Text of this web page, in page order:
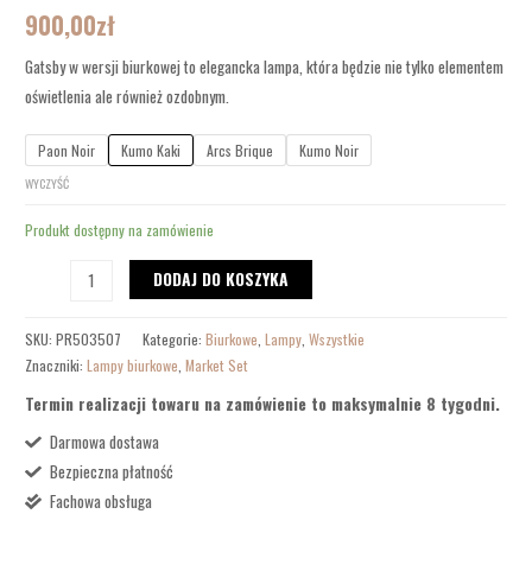
900,00zł
Gatsby w wersji biurkowej to elegancka lampa, która będzie nie tylko elementem
oświetlenia ale również ozdobnym.
Paon Noir Kumo Kaki Arcs Brique Kumo Noir
WYCZYŚĆ
Produkt dostępny na zamówienie
Lampa
DODAJ DO KOSZYKA
SKU:PR503507 Kategorie:Biurkowe ,Lampy ,Wszystkie
Znaczniki:Lampy biurkowe ,Market Set
Termin realizacji towaru na zamówienie to maksymalnie 8 tygodni.
Darmowa dostawa
Bezpieczna płatność
Fachowa obsługa